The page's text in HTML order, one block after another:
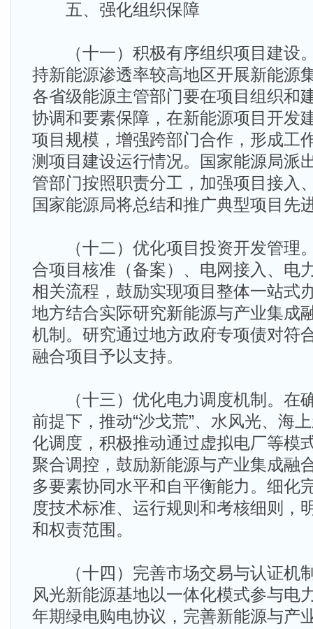
五、强化组织保障
（十一）积极有序组织项目建设
持新能源渗透率较高地区开展新能源
各省级能源主管部门要在项目组织和
协调和要素保障，在新能源项目开发
项目规模，增强跨部门合作，形成工
测项目建设运行情况。国家能源局派
管部门按照职责分工，加强项目接入
国家能源局将总结和推广典型项目先
（十二）优化项目投资开发管理
合项目核准（备案）、电网接入、电
相关流程，鼓励实现项目整体一站式
地方结合实际研究新能源与产业集成
机制。研究通过地方政府专项债对符
融合项目予以支持。
（十三）优化电力调度机制。在
前提下，推动“沙戈荒”、水风光、海
化调度，积极推动通过虚拟电厂等模
聚合调控，鼓励新能源与产业集成融
多要素协同水平和自平衡能力。细化
度技术标准、运行规则和考核细则，
和权责范围。
（十四）完善市场交易与认证机制
风光新能源基地以一体化模式参与电
年期绿电购电协议，完善新能源与产